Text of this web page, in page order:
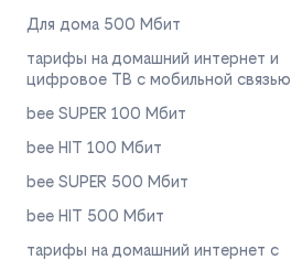
Для дома 500 Мбит
тарифы на домашний интернет и
цифровое ТВ с мобильной связью
bee SUPER 100 Мбит
bee HIT 100 Мбит
bee SUPER 500 Мбит
bee HIT 500 Мбит
тарифы на домашний интернет с